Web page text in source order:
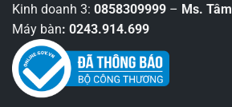
Kinh doanh 3: 0858309999 – Ms. Tâm
Máy bàn: 0243.914.699